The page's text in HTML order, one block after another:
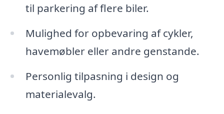
til parkering af flere biler.
Mulighed for opbevaring af cykler,
havemøbler eller andre genstande.
Personlig tilpasning i design og
materialevalg.